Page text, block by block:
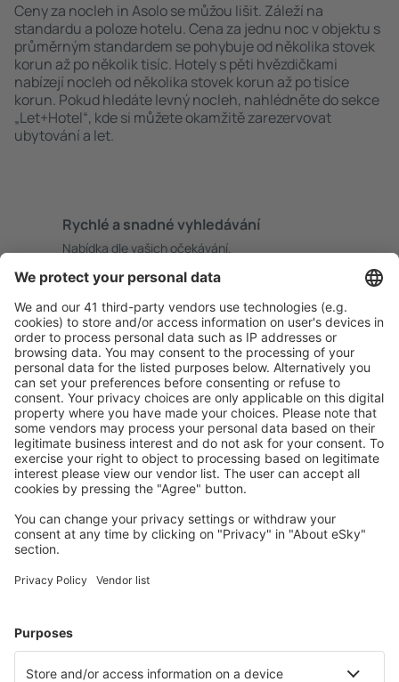
Ceny za nocleh in Asolo se můžou lišit. Záleží na
standardu a poloze hotelu. Cena za jednu noc v objektu s
průměrným standardem se pohybuje od několika stovek
korun až po několik tisíc. Hotely s pěti hvězdičkami
nabízejí nocleh od několika stovek korun až po tisíce
korun. Pokud hledáte levný nocleh, nahlédněte do sekce
„Let+Hotel“, kde si můžete okamžitě zarezervovat
ubytování a let.
Rychlé a snadné vyhledávání
Nabídka dle vašich očekávání.
Pečlivé plánování
Bezproblémová rezervace s možností bezplatného
zrušení.
S námi ušetříte
Atraktivní ceny a speciální nabídky pro přihlášené
uživatele.
Ubytování dle vašeho gusta
Vyberte si z více než 1.3 milionu zařízení: hotelů,
Nejvyhledávanější hotely uživateli eSky
Hotely v Neapoli Hotely v Římě Hotely ve Florencii